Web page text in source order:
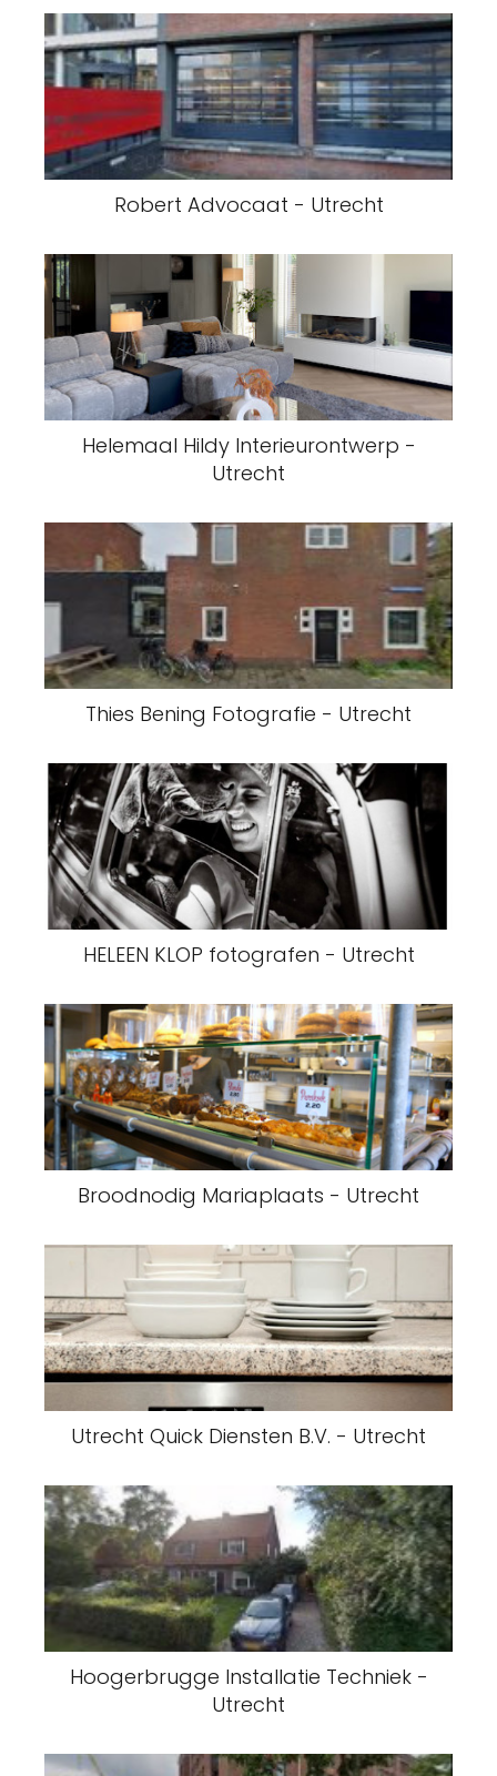
Robert Advocaat - Utrecht
Helemaal Hildy Interieurontwerp -
Utrecht
Thies Bening Fotografie - Utrecht
HELEEN KLOP fotografen - Utrecht
Broodnodig Mariaplaats - Utrecht
Utrecht Quick Diensten B.V. - Utrecht
Hoogerbrugge Installatie Techniek -
Utrecht